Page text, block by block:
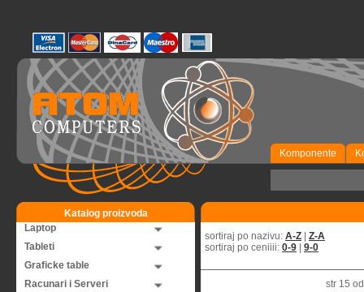
Komponente
Katalog proizvoda
Laptop
Tableti
Graficke table
Racunari i Serveri
sortiraj po nazivu: A-Z
Z-A
sortiraj po ceniiii: 0-9 9-0
str 15